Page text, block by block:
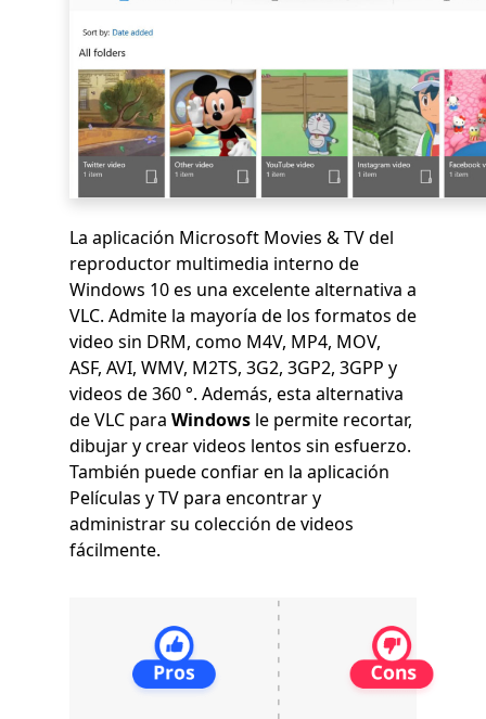
La aplicación Microsoft Movies & TV del
reproductor multimedia interno de
Windows 10 es una excelente alternativa a
VLC. Admite la mayoría de los formatos de
video sin DRM, como M4V, MP4, MOV,
ASF, AVI, WMV, M2TS, 3G2, 3GP2, 3GPP y
videos de 360 ​​°. Además, esta alternativa
de VLC para Windows le permite recortar,
dibujar y crear videos lentos sin esfuerzo.
También puede confiar en la aplicación
Películas y TV para encontrar y
administrar su colección de videos
fácilmente.